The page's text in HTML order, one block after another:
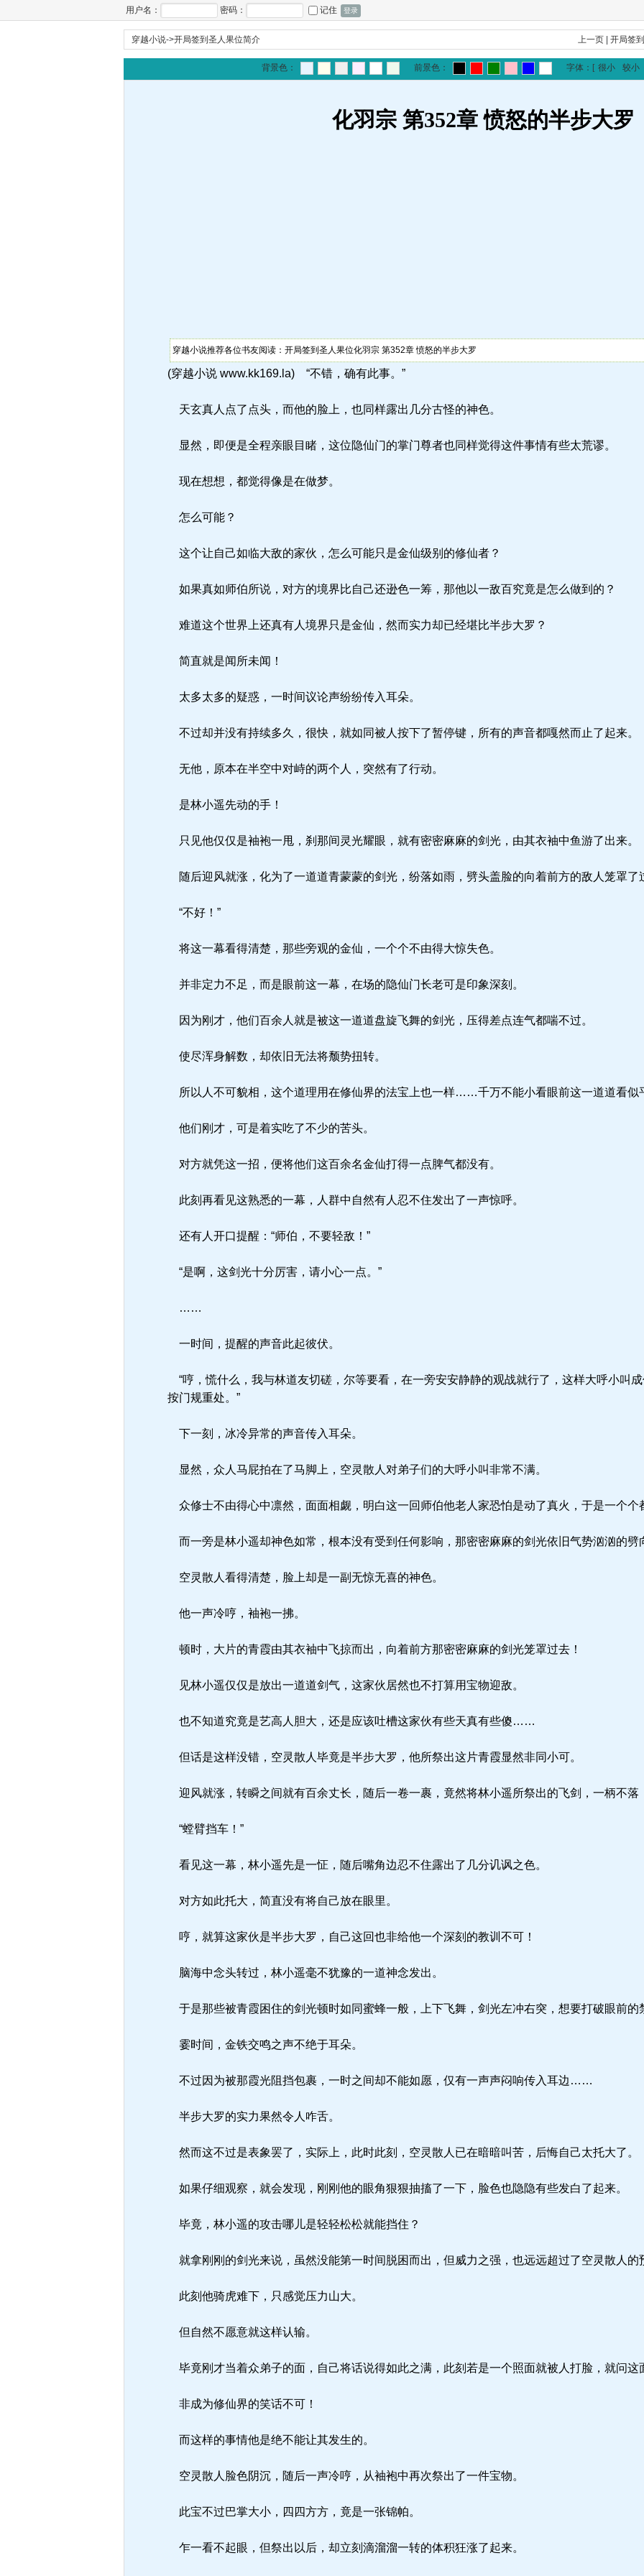
用户名： 密码： 记住
穿越小说->开局签到圣人果位简介 上一页 |开局签
背景色： 前景色： 字体： [ 很小 较小
化羽宗 第352章 愤怒的半步大罗
穿越小说推荐各位书友阅读：开局签到圣人果位化羽宗 第352章 愤怒的半步大罗
(穿越小说 www.kk169.la) “不错，确有此事。”
天玄真人点了点头，而他的脸上，也同样露出几分古怪的神色。
显然，即便是全程亲眼目睹，这位隐仙门的掌门尊者也同样觉得这件事情有些太荒谬。
现在想想，都觉得像是在做梦。
怎么可能？
这个让自己如临大敌的家伙，怎么可能只是金仙级别的修仙者？
如果真如师伯所说，对方的境界比自己还逊色一筹，那他以一敌百究竟是怎么做到的？
难道这个世界上还真有人境界只是金仙，然而实力却已经堪比半步大罗？
简直就是闻所未闻！
太多太多的疑惑，一时间议论声纷纷传入耳朵。
不过却并没有持续多久，很快，就如同被人按下了暂停键，所有的声音都嘎然而止了起来。
无他，原本在半空中对峙的两个人，突然有了行动。
是林小遥先动的手！
只见他仅仅是袖袍一甩，刹那间灵光耀眼，就有密密麻麻的剑光，由其衣袖中鱼游了出来。
随后迎风就涨，化为了一道道青蒙蒙的剑光，纷落如雨，劈头盖脸的向着前方的敌人笼罩了
“不好！”
将这一幕看得清楚，那些旁观的金仙，一个个不由得大惊失色。
并非定力不足，而是眼前这一幕，在场的隐仙门长老可是印象深刻。
因为刚才，他们百余人就是被这一道道盘旋飞舞的剑光，压得差点连气都喘不过。
使尽浑身解数，却依旧无法将颓势扭转。
所以人不可貌相，这个道理用在修仙界的法宝上也一样……千万不能小看眼前这一道道看似
他们刚才，可是着实吃了不少的苦头。
对方就凭这一招，便将他们这百余名金仙打得一点脾气都没有。
此刻再看见这熟悉的一幕，人群中自然有人忍不住发出了一声惊呼。
还有人开口提醒：“师伯，不要轻敌！”
“是啊，这剑光十分厉害，请小心一点。”
……
一时间，提醒的声音此起彼伏。
“哼，慌什么，我与林道友切磋，尔等要看，在一旁安安静静的观战就行了，这样大呼小叫
按门规重处。”
下一刻，冰冷异常的声音传入耳朵。
显然，众人马屁拍在了马脚上，空灵散人对弟子们的大呼小叫非常不满。
众修士不由得心中凛然，面面相觑，明白这一回师伯他老人家恐怕是动了真火，于是一个个
而一旁是林小遥却神色如常，根本没有受到任何影响，那密密麻麻的剑光依旧气势汹汹的劈
空灵散人看得清楚，脸上却是一副无惊无喜的神色。
他一声冷哼，袖袍一拂。
顿时，大片的青霞由其衣袖中飞掠而出，向着前方那密密麻麻的剑光笼罩过去！
见林小遥仅仅是放出一道道剑气，这家伙居然也不打算用宝物迎敌。
也不知道究竟是艺高人胆大，还是应该吐槽这家伙有些天真有些傻……
但话是这样没错，空灵散人毕竟是半步大罗，他所祭出这片青霞显然非同小可。
迎风就涨，转瞬之间就有百余丈长，随后一卷一裹，竟然将林小遥所祭出的飞剑，一柄不
“螳臂挡车！”
看见这一幕，林小遥先是一怔，随后嘴角边忍不住露出了几分讥讽之色。
对方如此托大，简直没有将自己放在眼里。
哼，就算这家伙是半步大罗，自己这回也非给他一个深刻的教训不可！
脑海中念头转过，林小遥毫不犹豫的一道神念发出。
于是那些被青霞困住的剑光顿时如同蜜蜂一般，上下飞舞，剑光左冲右突，想要打破眼前的
霎时间，金铁交鸣之声不绝于耳朵。
不过因为被那霞光阻挡包裹，一时之间却不能如愿，仅有一声声闷响传入耳边……
半步大罗的实力果然令人咋舌。
然而这不过是表象罢了，实际上，此时此刻，空灵散人已在暗暗叫苦，后悔自己太托大了。
如果仔细观察，就会发现，刚刚他的眼角狠狠抽搐了一下，脸色也隐隐有些发白了起来。
毕竟，林小遥的攻击哪儿是轻轻松松就能挡住？
就拿刚刚的剑光来说，虽然没能第一时间脱困而出，但威力之强，也远远超过了空灵散人的
此刻他骑虎难下，只感觉压力山大。
但自然不愿意就这样认输。
毕竟刚才当着众弟子的面，自己将话说得如此之满，此刻若是一个照面就被人打脸，就问这
非成为修仙界的笑话不可！
而这样的事情他是绝不能让其发生的。
空灵散人脸色阴沉，随后一声冷哼，从袖袍中再次祭出了一件宝物。
此宝不过巴掌大小，四四方方，竟是一张锦帕。
乍一看不起眼，但祭出以后，却立刻滴溜溜一转的体积狂涨了起来。